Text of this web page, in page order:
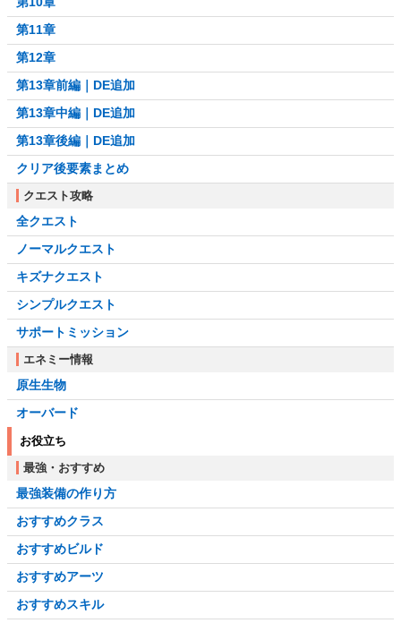
第11章
第12章
第13章前編｜DE追加
第13章中編｜DE追加
第13章後編｜DE追加
クリア後要素まとめ
クエスト攻略
全クエスト
ノーマルクエスト
キズナクエスト
シンプルクエスト
サポートミッション
エネミー情報
原生生物
オーバード
お役立ち
最強・おすすめ
最強装備の作り方
おすすめクラス
おすすめビルド
おすすめアーツ
おすすめスキル